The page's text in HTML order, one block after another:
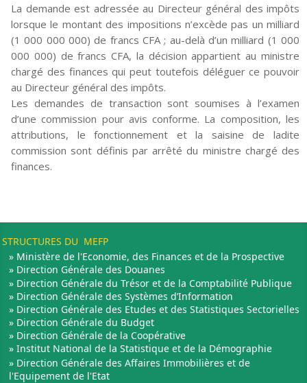
La demande est adressée au Directeur général des impôts
lorsque le montant des impositions n’excède pas un milliard
(1 000 000 000) de francs CFA ; au-delà d’un milliard (1 000
000 000) de francs CFA, la décision appartient au ministre
chargé des finances qui peut toutefois déléguer ce pouvoir
au Directeur général des impôts.
Les demandes de transaction sont soumises à l’examen
d’une commission pour avis conforme. La composition, les
attributions, le fonctionnement et la saisine de ladite
commission sont définis par arrêté du ministre chargé des
finances.
STRUCTURES DU MEFP
» Ministère de l'Economie, des Finances et de la Prospective
» Direction Générale des Douanes
» Direction Générale du Trésor et de la Comptabilité Publique
» Direction Générale des Systèmes d’Information
» Direction Générale des Etudes et des Statistiques Sectorielles
» Direction Générale du Budget
» Direction Générale de la Coopérative
» Institut National de la Statistique et de la Démographie
» Direction Générale des Affaires Immobilières et de
l'Equipement de l'Etat